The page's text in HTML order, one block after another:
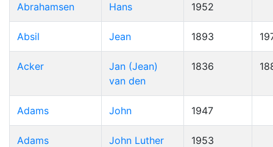
Abrahamsen Hans 1952
Absil Jean 1893
Acker
Jan (Jean)
van den
1836
Adams John 1947
Adams John Luther 1953